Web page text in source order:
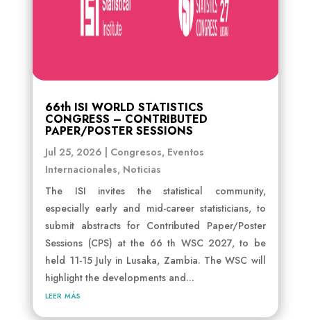
66th ISI WORLD STATISTICS
CONGRESS – CONTRIBUTED
PAPER/POSTER SESSIONS
Jul 25, 2026 Congresos, Eventos
Internacionales, Noticias
The ISI invites the statistical community,
especially early and mid-career statisticians, to
submit abstracts for Contributed Paper/Poster
Sessions (CPS) at the 66 th WSC 2027, to be
held 11-15 July in Lusaka, Zambia. The WSC will
highlight the developments and...
leer más